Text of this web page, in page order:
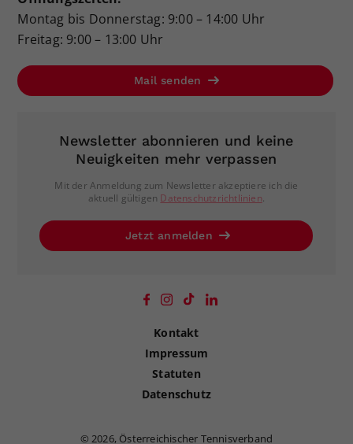
Montag bis Donnerstag: 9:00 – 14:00 Uhr
Freitag: 9:00 – 13:00 Uhr
Mail senden
Newsletter abonnieren und keine
Neuigkeiten mehr verpassen
Mit der Anmeldung zum Newsletter akzeptiere ich die
aktuell gültigen Datenschutzrichtlinien.
Jetzt anmelden
Kontakt
Impressum
Statuten
Datenschutz
©2026, Österreichischer Tennisverband